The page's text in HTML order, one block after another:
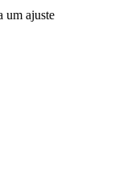
um ajuste